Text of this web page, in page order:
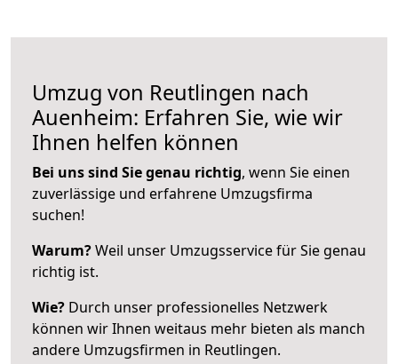
Umzug von Reutlingen nach
Auenheim: Erfahren Sie, wie wir
Ihnen helfen können
Bei uns sind Sie genau richtig, wenn Sie einen
zuverlässige und erfahrene Umzugsfirma
suchen!
Warum?Weil unser Umzugsservice für Sie genau
richtig ist.
Wie? Durch unser professionelles Netzwerk
können wir Ihnen weitaus mehr bieten als manch
andere Umzugsfirmen in Reutlingen.